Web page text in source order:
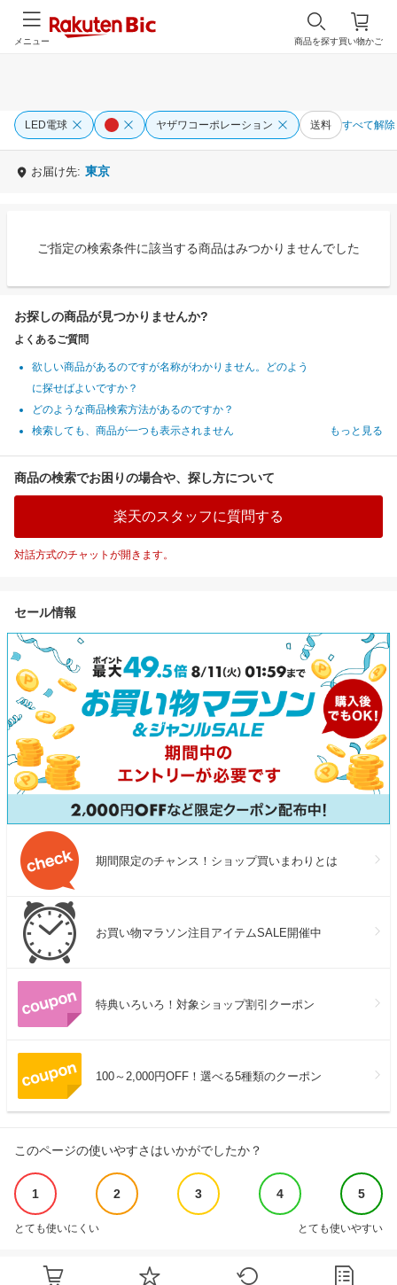
買い物かご
商品を探す
メニュー
LED電球 ヤザワコーポレーション 送料 すべて解除
お届け先: 東京
ご指定の検索条件に該当する商品はみつかりませんでした
お探しの商品が見つかりませんか?
よくあるご質問
欲しい商品があるのですが名称がわかりません。どのよう
に探せばよいですか？
どのような商品検索方法があるのですか？
検索しても、商品が一つも表示されません
もっと見る
商品の検索でお困りの場合や、探し方について
楽天のスタッフに質問する
対話方式のチャットが開きます。
セール情報
期間限定のチャンス！ショップ買いまわりとは
お買い物マラソン注目アイテムSALE開催中
特典いろいろ！対象ショップ割引クーポン
100～2,000円OFF！選べる5種類のクーポン
このページの使いやすさはいかがでしたか？
1 2 3 4 5
とても使いにくい とても使いやすい